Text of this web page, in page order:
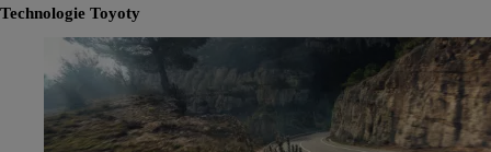
Technologie Toyoty